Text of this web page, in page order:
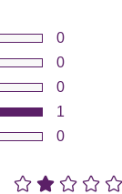
0
0
0
1
0